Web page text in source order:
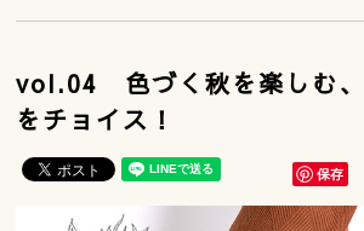
vol.04 色づく秋を楽しむ
をチョイス！
保存